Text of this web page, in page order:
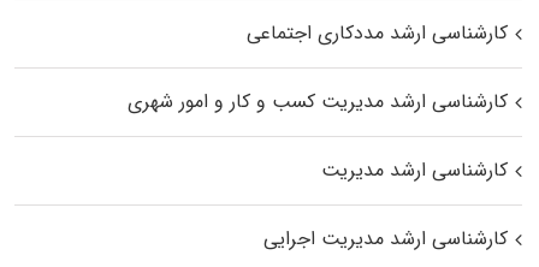
کارشناسی ارشد مددکاری اجتماعی
کارشناسی ارشد مدیریت کسب و کار و امور شهری
کارشناسی ارشد مدیریت
کارشناسی ارشد مدیریت اجرایی